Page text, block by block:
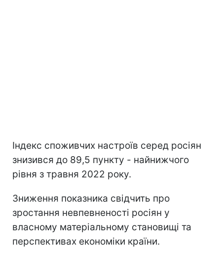
Індекс споживчих настроїв серед росіян
знизився до 89,5 пункту - найнижчого
рівня з травня 2022 року.
Зниження показника свідчить про
зростання невпевненості росіян у
власному матеріальному становищі та
перспективах економіки країни.